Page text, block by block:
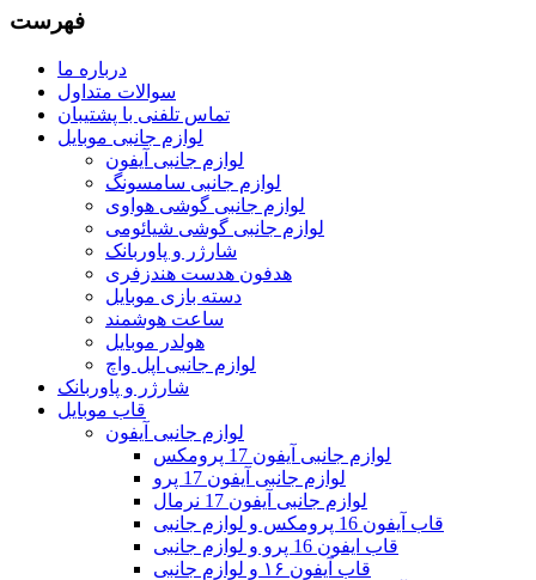
فهرست
درباره ما
سوالات متداول
تماس تلفنی با پشتیبان
لوازم جانبی موبایل
لوازم جانبی آیفون
لوازم جانبی سامسونگ
لوازم جانبی گوشی هواوی
لوازم جانبی گوشی شیائومی
شارژر و پاوربانک
هدفون هدست هندزفری
دسته بازی موبایل
ساعت هوشمند
هولدر موبایل
لوازم جانبی اپل واچ
شارژر و پاوربانک
قاب موبایل
لوازم جانبی آیفون
لوازم جانبی آیفون 17 پرومکس
لوازم جانبی آیفون 17 پرو
لوازم جانبی آیفون 17 نرمال
قاب آیفون 16 پرومکس و لوازم جانبی
قاب ایفون 16 پرو و لوازم جانبی
قاب آیفون ۱۶ و لوازم جانبی